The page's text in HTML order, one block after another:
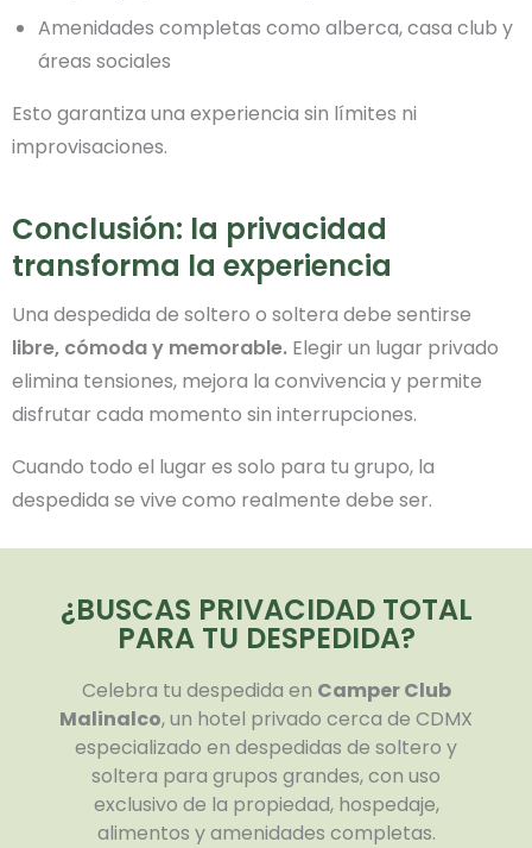
Amenidades completas como alberca, casa club y
áreas sociales
Esto garantiza una experiencia sin límites ni
improvisaciones.
Conclusión: la privacidad
transforma la experiencia
Una despedida de soltero o soltera debe sentirse
libre, cómoda y memorable. Elegir un lugar privado
elimina tensiones, mejora la convivencia y permite
disfrutar cada momento sin interrupciones.
Cuando todo el lugar es solo para tu grupo, la
despedida se vive como realmente debe ser.
¿BUSCAS PRIVACIDAD TOTAL
PARA TU DESPEDIDA?
Celebra tu despedida en Camper Club
Malinalco, un hotel privado cerca de CDMX
especializado en despedidas de soltero y
soltera para grupos grandes, con uso
exclusivo de la propiedad, hospedaje,
alimentos y amenidades completas.